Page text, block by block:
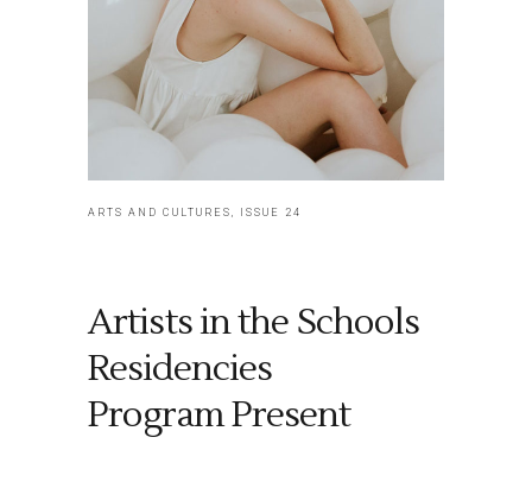
ARTS AND CULTURES, ISSUE 24
Artists in the Schools
Residencies
Program Present